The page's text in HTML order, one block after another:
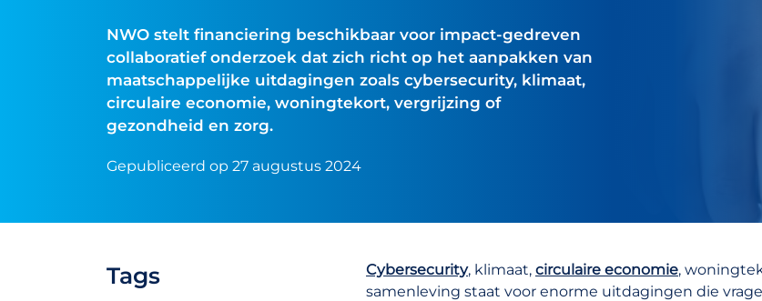
NWO stelt financiering beschikbaar voor impact-gedreven
collaboratief onderzoek dat zich richt op het aanpakken van
maatschappelijke uitdagingen zoals cybersecurity, klimaat,
circulaire economie, woningtekort, vergrijzing of
gezondheid en zorg.
Gepubliceerd op 27 augustus 2024
Tags Cybersecurity, klimaat, circulaire economie,
samenleving staat voor enorme uitdagingen die